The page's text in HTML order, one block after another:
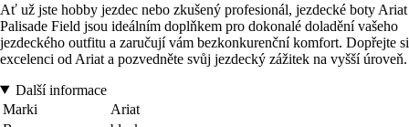
Ať už jste hobby jezdec nebo zkušený profesionál, jezdecké boty Ariat
Palisade Field jsou ideálním doplňkem pro dokonalé doladění vašeho
jezdeckého outfitu a zaručují vám bezkonkurenční komfort. Dopřejte si
excelenci od Ariat a pozvedněte svůj jezdecký zážitek na vyšší úroveň.
Další informace
Marki
Ariat